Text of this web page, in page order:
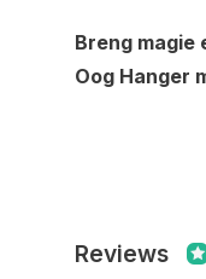
Breng magie
Oog Hanger
Reviews